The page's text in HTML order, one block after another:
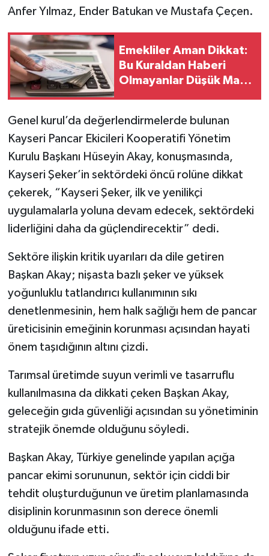
Anfer Yılmaz, Ender Batukan ve Mustafa Çeçen.
Emekliler Aman Dikkat:
Bu Kuraldan Haberi
Olmayanlar Düşük Maaş
Genel kurul’da değerlendirmelerde bulunan
Kayseri Pancar Ekicileri Kooperatifi Yönetim
Kurulu Başkanı Hüseyin Akay, konuşmasında,
Kayseri Şeker’in sektördeki öncü rolüne dikkat
çekerek, “Kayseri Şeker, ilk ve yenilikçi
uygulamalarla yoluna devam edecek, sektördeki
liderliğini daha da güçlendirecektir” dedi.
Sektöre ilişkin kritik uyarıları da dile getiren
Başkan Akay; nişasta bazlı şeker ve yüksek
yoğunluklu tatlandırıcı kullanımının sıkı
denetlenmesinin, hem halk sağlığı hem de pancar
üreticisinin emeğinin korunması açısından hayati
önem taşıdığının altını çizdi.
Tarımsal üretimde suyun verimli ve tasarruflu
kullanılmasına da dikkati çeken Başkan Akay,
geleceğin gıda güvenliği açısından su yönetiminin
stratejik önemde olduğunu söyledi.
Başkan Akay, Türkiye genelinde yapılan açığa
pancar ekimi sorununun, sektör için ciddi bir
tehdit oluşturduğunun ve üretim planlamasında
disiplinin korunmasının son derece önemli
olduğunu ifade etti.